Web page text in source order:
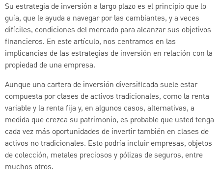
Su estrategia de inversión a largo plazo es el principio que lo
guía, que le ayuda a navegar por las cambiantes, y a veces
difíciles, condiciones del mercado para alcanzar sus objetivos
financieros. En este artículo, nos centramos en las
implicancias de las estrategias de inversión en relación con la
propiedad de una empresa.
Aunque una cartera de inversión diversificada suele estar
compuesta por clases de activos tradicionales, como la renta
variable y la renta fija y, en algunos casos, alternativas, a
medida que crezca su patrimonio, es probable que usted tenga
cada vez más oportunidades de invertir también en clases de
activos no tradicionales. Esto podría incluir empresas, objetos
de colección, metales preciosos y pólizas de seguros, entre
muchos otros.